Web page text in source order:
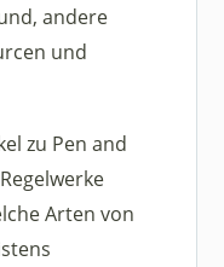
andere
und
zu Pen and
Arten von